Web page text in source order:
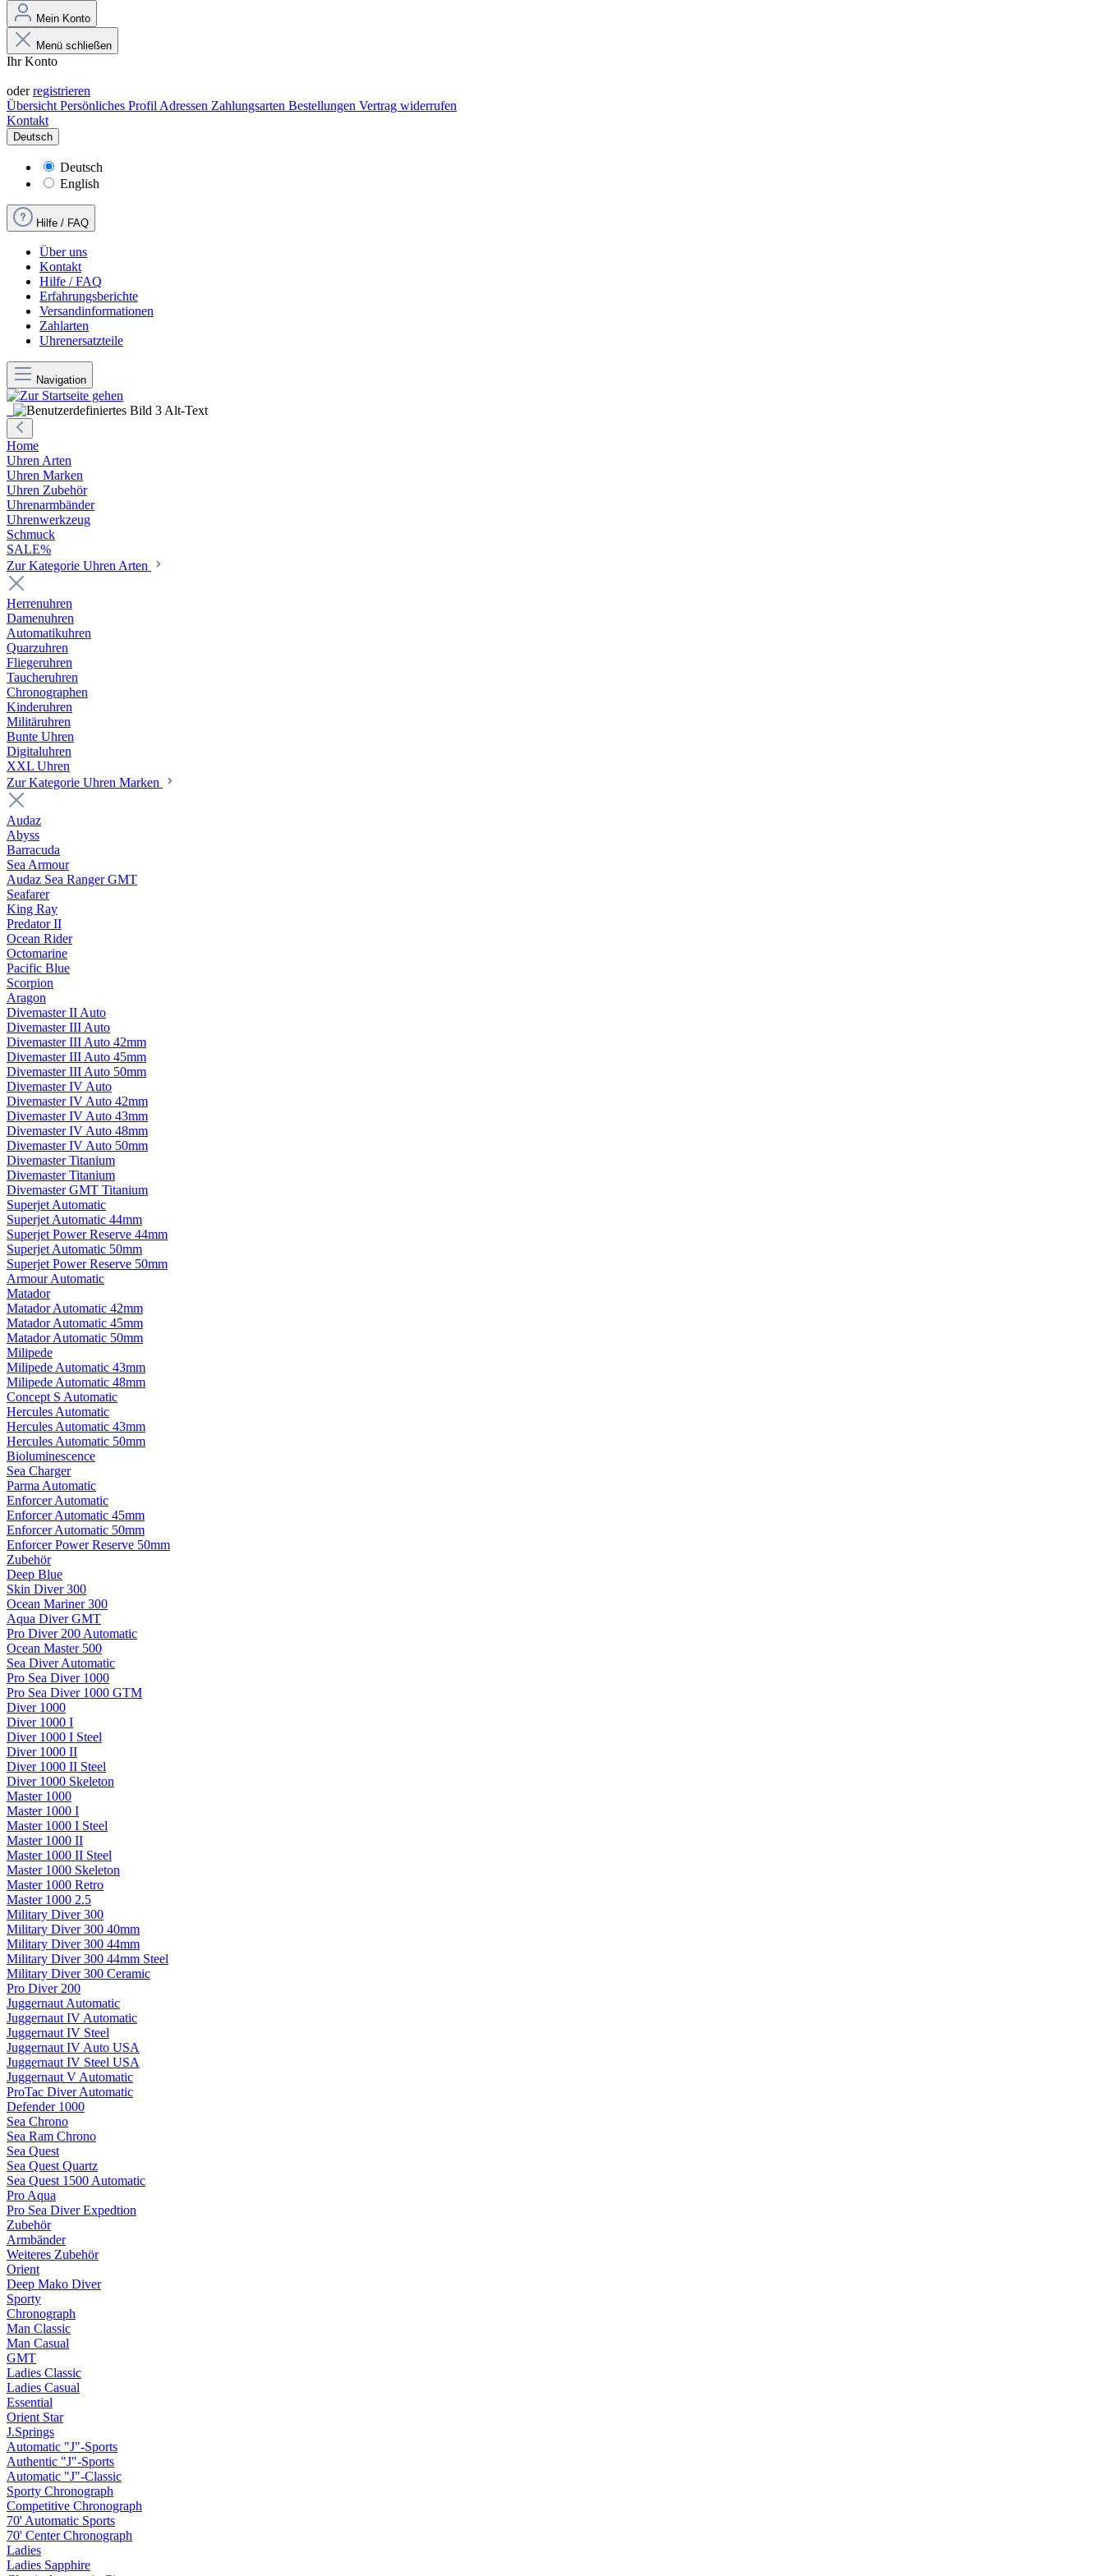
Mein Konto
Menü schließen
Ihr Konto
oderregistrieren
Übersicht Persönliches Profil Adressen Zahlungsarten Bestellungen Vertrag widerrufen
Kontakt
Deutsch
Deutsch
English
Hilfe / FAQ
Über uns
Kontakt
Hilfe / FAQ
Erfahrungsberichte
Versandinformationen
Zahlarten
Uhrenersatzteile
Navigation
Home
Uhren Arten
Uhren Marken
Uhren Zubehör
Uhrenarmbänder
Uhrenwerkzeug
Schmuck
SALE%
Zur Kategorie Uhren Arten
Herrenuhren
Damenuhren
Automatikuhren
Quarzuhren
Fliegeruhren
Taucheruhren
Chronographen
Kinderuhren
Militäruhren
Bunte Uhren
Digitaluhren
XXL Uhren
Zur Kategorie Uhren Marken
Audaz
Abyss
Barracuda
Sea Armour
Audaz Sea Ranger GMT
Seafarer
King Ray
Predator II
Ocean Rider
Octomarine
Pacific Blue
Scorpion
Aragon
Divemaster II Auto
Divemaster III Auto
Divemaster III Auto 42mm
Divemaster III Auto 45mm
Divemaster III Auto 50mm
Divemaster IV Auto
Divemaster IV Auto 42mm
Divemaster IV Auto 43mm
Divemaster IV Auto 48mm
Divemaster IV Auto 50mm
Divemaster Titanium
Divemaster Titanium
Divemaster GMT Titanium
Superjet Automatic
Superjet Automatic 44mm
Superjet Power Reserve 44mm
Superjet Automatic 50mm
Superjet Power Reserve 50mm
Armour Automatic
Matador
Matador Automatic 42mm
Matador Automatic 45mm
Matador Automatic 50mm
Milipede
Milipede Automatic 43mm
Milipede Automatic 48mm
Concept S Automatic
Hercules Automatic
Hercules Automatic 43mm
Hercules Automatic 50mm
Bioluminescence
Sea Charger
Parma Automatic
Enforcer Automatic
Enforcer Automatic 45mm
Enforcer Automatic 50mm
Enforcer Power Reserve 50mm
Zubehör
Deep Blue
Skin Diver 300
Ocean Mariner 300
Aqua Diver GMT
Pro Diver 200 Automatic
Ocean Master 500
Sea Diver Automatic
Pro Sea Diver 1000
Pro Sea Diver 1000 GTM
Diver 1000
Diver 1000 I
Diver 1000 I Steel
Diver 1000 II
Diver 1000 II Steel
Diver 1000 Skeleton
Master 1000
Master 1000 I
Master 1000 I Steel
Master 1000 II
Master 1000 II Steel
Master 1000 Skeleton
Master 1000 Retro
Master 1000 2.5
Military Diver 300
Military Diver 300 40mm
Military Diver 300 44mm
Military Diver 300 44mm Steel
Military Diver 300 Ceramic
Pro Diver 200
Juggernaut Automatic
Juggernaut IV Automatic
Juggernaut IV Steel
Juggernaut IV Auto USA
Juggernaut IV Steel USA
Juggernaut V Automatic
ProTac Diver Automatic
Defender 1000
Sea Chrono
Sea Ram Chrono
Sea Quest
Sea Quest Quartz
Sea Quest 1500 Automatic
Pro Aqua
Pro Sea Diver Expedtion
Zubehör
Armbänder
Weiteres Zubehör
Orient
Deep Mako Diver
Sporty
Chronograph
Man Classic
Man Casual
GMT
Ladies Classic
Ladies Casual
Essential
Orient Star
J.Springs
Automatic "J"-Sports
Authentic "J"-Sports
Automatic "J"-Classic
Sporty Chronograph
Competitive Chronograph
70' Automatic Sports
70' Center Chronograph
Ladies
Ladies Sapphire